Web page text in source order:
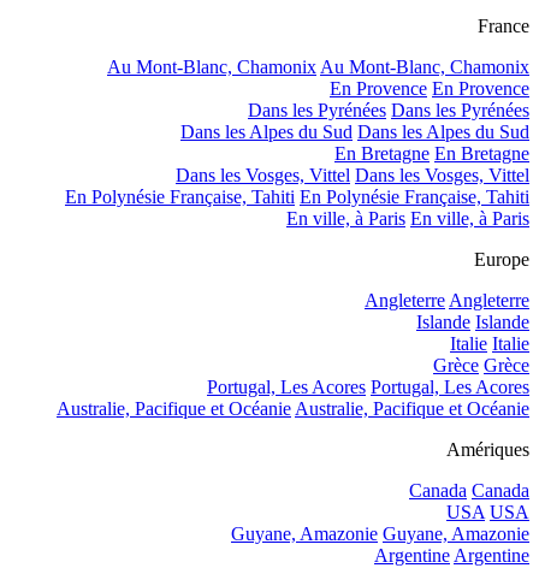
France
Au Mont-Blanc, ChamonixAu Mont-Blanc, Chamonix
En Provence En Provence
Dans les Pyrénées Dans les Pyrénées
Dans les Alpes du Sud Dans les Alpes du Sud
En Bretagne En Bretagne
Dans les Vosges, Vittel Dans les Vosges, Vittel
En Polynésie Française, Tahiti En Polynésie Française, Tahiti
En ville, à Paris En ville, à Paris
Europe
AngleterreAngleterre
Islande Islande
Italie Italie
Grèce Grèce
Portugal, Les Acores Portugal, Les Acores
Australie, Pacifique et OcéanieAustralie, Pacifique et Océanie
Amériques
Canada Canada
USA USA
Guyane, Amazonie Guyane, Amazonie
ArgentineArgentine